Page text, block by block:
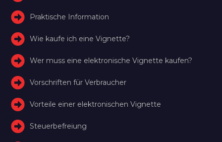
Praktische Information
Wie kaufe ich eine Vignette?
Wer muss eine elektronische Vignette kaufen?
Vorschriften für Verbraucher
Vorteile einer elektronischen Vignette
Steuerbefreiung